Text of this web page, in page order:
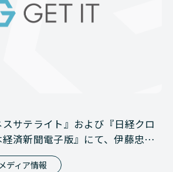
スサテライト』および『日経クロ
済新聞電子版』にて、伊藤忠商
が報じられました
メディア情報